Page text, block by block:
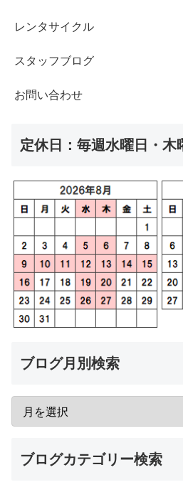
レンタサイクル
スタッフブログ
お問い合わせ
定休日：毎週水曜日・木
ブログ月別検索
ブログカテゴリー検索